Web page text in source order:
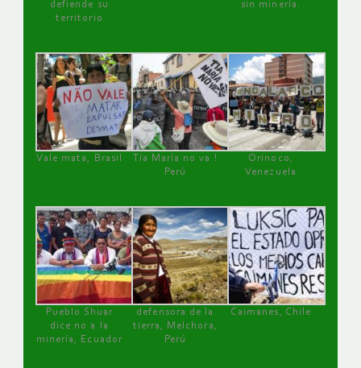
defiende su
territorio
sin minería.
Vale mata, Brasil
Tía María no va !
Perú
Orinoco,
Venezuela
Pueblo Shuar
dice no a la
minería, Ecuador
defensora de la
tierra, Melchora,
Perú
Caimanes, Chile